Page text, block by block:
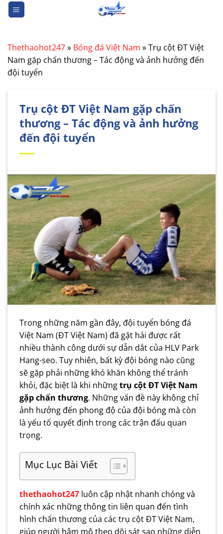
Bỏ
qua
dung
Thethaohot247» Bóng đá Việt Nam »Trụ cột ĐT Việt
Nam gặp chấn thương – Tác động và ảnh hưởng đến
đội tuyển
Trụ cột ĐT Việt Nam gặp chấn
thương – Tác động và ảnh hưởng
đến đội tuyển
Trong những năm gần đây, đội tuyển bóng đá
Việt Nam (ĐT Việt Nam) đã gặt hái được rất
nhiều thành công dưới sự dẫn dắt của HLV Park
Hang-seo. Tuy nhiên, bất kỳ đội bóng nào cũng
sẽ gặp phải những khó khăn không thể tránh
khỏi, đặc biệt là khi nhữngtrụ cột ĐT Việt Nam
gặp chấn thương. Những vấn đề này không chỉ
ảnh hưởng đến phong độ của đội bóng mà còn
là yếu tố quyết định trong các trận đấu quan
trọng.
Mục Lục Bài Viết
thethaohot247 luôn cập nhật nhanh chóng và
chính xác những thông tin liên quan đến tình
hình chấn thương của các trụ cột ĐT Việt Nam,
giúp người hâm mộ theo dõi sát sao những diễn